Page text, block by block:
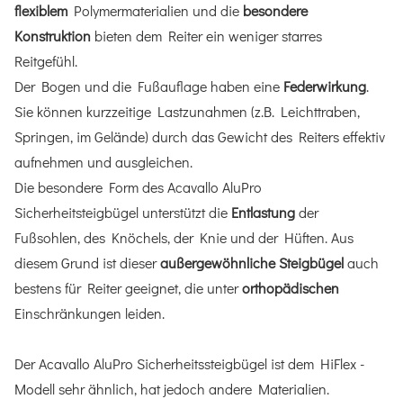
flexiblem Polymermaterialien und die besondere
Konstruktion bieten dem Reiter ein weniger starres
Reitgefühl.
Der Bogen und die Fußauflage haben eine Federwirkung.
Sie können kurzzeitige Lastzunahmen (z.B. Leichttraben,
Springen, im Gelände) durch das Gewicht des Reiters effektiv
aufnehmen und ausgleichen.
Die besondere Form des Acavallo AluPro
Sicherheitsteigbügel unterstützt die Entlastungder
Fußsohlen, des Knöchels, der Knie und der Hüften. Aus
diesem Grund ist dieseraußergewöhnliche Steigbügelauch
bestens für Reiter geeignet, die unterorthopädischen
Einschränkungen leiden.
Der Acavallo AluPro Sicherheitssteigbügel ist dem HiFlex -
Modell sehr ähnlich, hat jedoch andere Materialien.